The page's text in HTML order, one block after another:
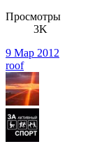
Просмотры
3K
9 Мар 2012
roof